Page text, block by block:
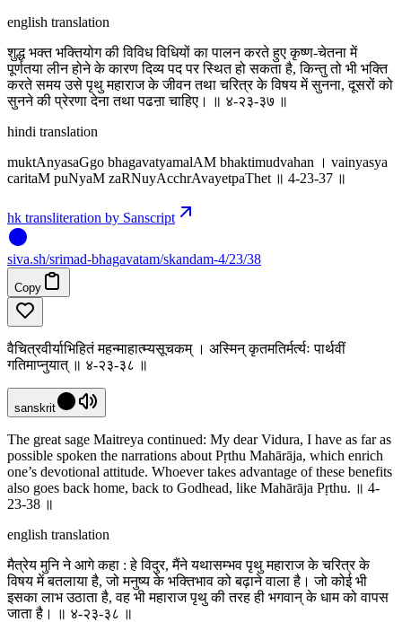
english translation
शुद्ध भक्त भक्तियोग की विविध विधियों का पालन करते हुए कृष्ण-चेतना में
पूर्णतया लीन होने के कारण दिव्य पद पर स्थित हो सकता है, किन्तु तो भी भक्ति
करते समय उसे पृथु महाराज के जीवन तथा चरित्र के विषय में सुनना, दूसरों को
सुनने की प्रेरणा देना तथा पढऩा चाहिए। ‌॥ ४-२३-३७ ॥
hindi translation
muktAnyasaGgo bhagavatyamalAM bhaktimudvahan । vainyasya
caritaM puNyaM za‍RNuyAcchrAvayetpaThet ॥ 4-23-37 ॥
hk transliteration by Sanscript
siva.sh/srimad-bhagavatam/skandam-4/23/38
Copy
वैचित्रवीर्याभिहितं महन्माहात्म्यसूचकम् । अस्मिन् कृतमतिर्मर्त्यः पार्थवीं
गतिमाप्नुयात् ॥ ४-२३-३८ ॥
sanskrit
The great sage Maitreya continued: My dear Vidura, I have as far as
possible spoken the narrations about Pṛthu Mahārāja, which enrich
one’s devotional attitude. Whoever takes advantage of these benefits
also goes back home, back to Godhead, like Mahārāja Pṛthu. ॥ 4-
23-38 ॥
english translation
मैत्रेय मुनि ने आगे कहा : हे विदुर, मैंने यथासम्भव पृथु महाराज के चरित्र के
विषय में बतलाया है, जो मनुष्य के भक्तिभाव को बढ़ाने वाला है। जो कोई भी
इसका लाभ उठाता है, वह भी महाराज पृथु की तरह ही भगवान् के धाम को वापस
जाता है। ॥ ४-२३-३८ ॥